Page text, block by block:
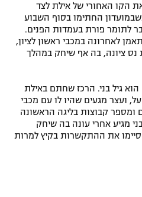
הקו האחורי של אילת לצד
החתימו בסוף השבוע
לתומר פורת בעמדות הפנים.
לאחרונה במכבי ראשון לציון,
נס ציונה, בה אף שיחק במהלך
גיל בני. הרכז שחתם באילת
ועצר מגעים שהיו לו עם מכבי
ומספר קבוצות בליגה הראשונה
מגיע אחרי עונה בה שיחק
סיימו את ההתקשרות בקיץ למרות